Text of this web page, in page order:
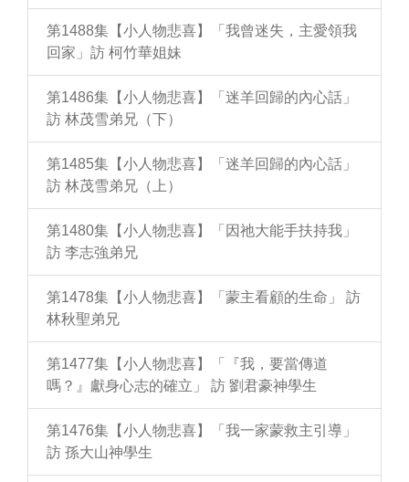
第1488集【小人物悲喜】「我曾迷失，主愛領我
回家」訪 柯竹華姐妹
第1486集【小人物悲喜】「迷羊回歸的內心話」
訪 林茂雪弟兄（下）
第1485集【小人物悲喜】「迷羊回歸的內心話」
訪 林茂雪弟兄（上）
第1480集【小人物悲喜】「因祂大能手扶持我」
訪 李志強弟兄
第1478集【小人物悲喜】「蒙主看顧的生命」 訪
林秋聖弟兄
第1477集【小人物悲喜】「『我，要當傳道
嗎？』獻身心志的確立」 訪 劉君豪神學生
第1476集【小人物悲喜】「我一家蒙救主引導」
訪 孫大山神學生